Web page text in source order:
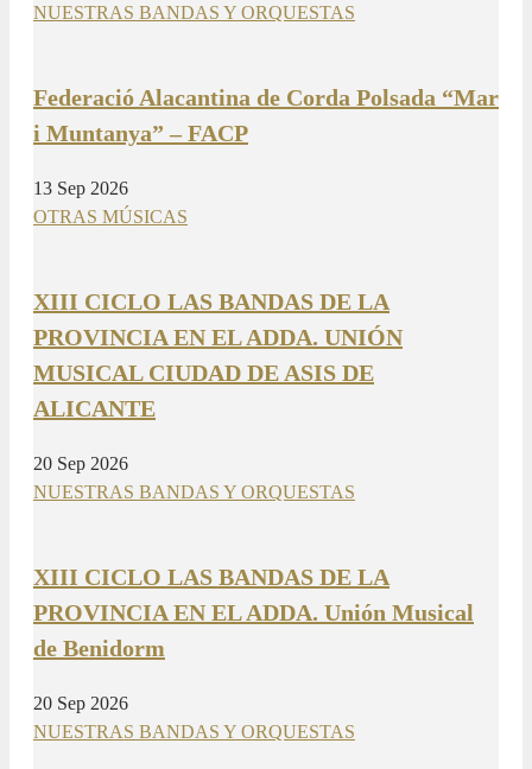
NUESTRAS BANDAS Y ORQUESTAS
Federació Alacantina de Corda Polsada “Mar
i Muntanya” – FACP
13 Sep 2026
OTRAS MÚSICAS
XIII CICLO LAS BANDAS DE LA
PROVINCIA EN EL ADDA. UNIÓN
MUSICAL CIUDAD DE ASIS DE
ALICANTE
20 Sep 2026
NUESTRAS BANDAS Y ORQUESTAS
XIII CICLO LAS BANDAS DE LA
PROVINCIA EN EL ADDA. Unión Musical
de Benidorm
20 Sep 2026
NUESTRAS BANDAS Y ORQUESTAS